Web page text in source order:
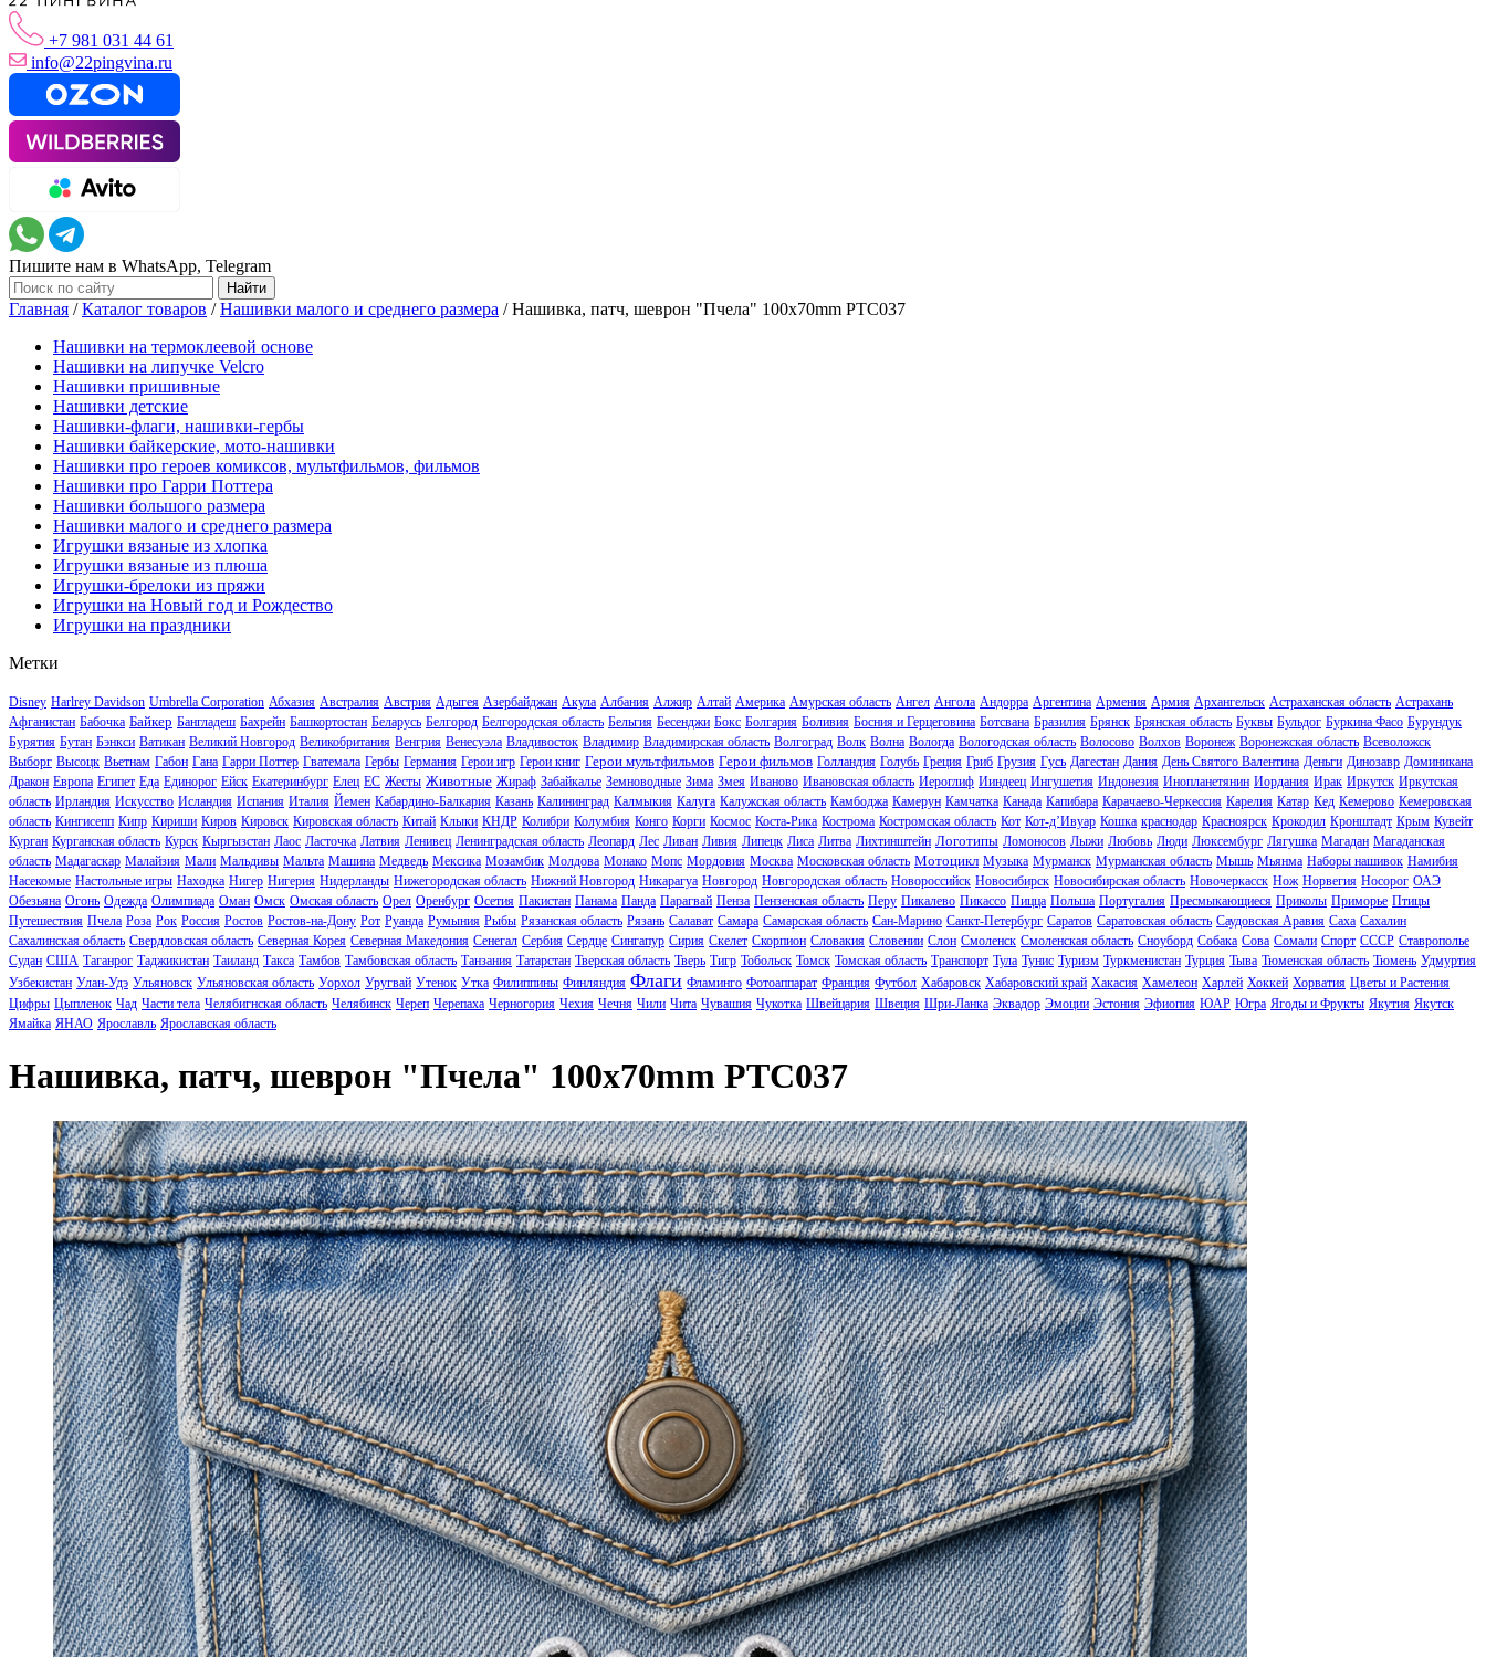
+7 981 031 44 61
info@22pingvina.ru
Пишите нам в WhatsApp, Telegram
Главная /Каталог товаров /Нашивки малого и среднего размера /Нашивка, патч, шеврон "Пчела" 100x70mm PTC037
Нашивки на термоклеевой основе
Нашивки на липучке Velcro
Нашивки пришивные
Нашивки детские
Нашивки-флаги, нашивки-гербы
Нашивки байкерские, мото-нашивки
Нашивки про героев комиксов, мультфильмов, фильмов
Нашивки про Гарри Поттера
Нашивки большого размера
Нашивки малого и среднего размера
Игрушки вязаные из хлопка
Игрушки вязаные из плюша
Игрушки-брелоки из пряжи
Игрушки на Новый год и Рождество
Игрушки на праздники
Метки
Disney Harlrey Davidson Umbrella Corporation Абхазия Австралия Австрия Адыгея Азербайджан Акула Албания Алжир Алтай Америка Амурская область Ангел Ангола Андорра Аргентина Армения Армия Архангельск Астраханская область Астрахань
Афганистан Бабочка Байкер Бангладеш Бахрейн Башкортостан Беларусь Белгород Белгородская область Бельгия Бесенджи Бокс Болгария Боливия Босния и Герцеговина Ботсвана Бразилия Брянск Брянская область Буквы Бульдог Буркина Фасо Бурундук
Бурятия Бутан Бэнкси Ватикан Великий Новгород Великобритания Венгрия Венесуэла Владивосток Владимир Владимирская область Волгоград Волк Волна Вологда Вологодская область Волосово Волхов Воронеж Воронежская область Всеволожск
Выборг Высоцк Вьетнам Габон Гана Гарри Поттер Гватемала Гербы Германия Герои игр Герои книг Герои мультфильмов Герои фильмов Голландия Голубь Греция Гриб Грузия Гусь Дагестан Дания День Святого Валентина Деньги Динозавр Доминикана
Дракон Европа Египет Еда Единорог Ейск Екатеринбург Елец ЕС Жесты Животные Жираф Забайкалье Земноводные Зима Змея Иваново Ивановская область Иероглиф Ииндеец Ингушетия Индонезия Инопланетянин Иордания Ирак Иркутск Иркутская
область Ирландия Искусство Исландия Испания Италия Йемен Кабардино-Балкария Казань Калининград Калмыкия Калуга Калужская область Камбоджа Камерун Камчатка Канада Капибара Карачаево-Черкессия Карелия Катар Кед Кемерово Кемеровская
область Кингисепп Кипр Кириши Киров Кировск Кировская область Китай Клыки КНДР Колибри Колумбия Конго Корги Космос Коста-Рика Кострома Костромская область Кот Кот-д’Ивуар Кошка краснодар Красноярск Крокодил Кронштадт Крым Кувейт
Курган Курганская область Курск Кыргызстан Лаос Ласточка Латвия Ленивец Ленинградская область Леопард Лес Ливан Ливия Липецк Лиса Литва Лихтинштейн Логотипы Ломоносов Лыжи Любовь Люди Люксембург Лягушка Магадан Магаданская
область Мадагаскар Малайзия Мали Мальдивы Мальта Машина Медведь Мексика Мозамбик Молдова Монако Мопс Мордовия Москва Московская область Мотоцикл Музыка Мурманск Мурманская область Мышь Мьянма Наборы нашивок Намибия
Насекомые Настольные игры Находка Нигер Нигерия Нидерланды Нижегородская область Нижний Новгород Никарагуа Новгород Новгородская область Новороссийск Новосибирск Новосибирская область Новочеркасск Нож Норвегия Носорог ОАЭ
Обезьяна Огонь Одежда Олимпиада Оман Омск Омская область Орел Оренбург Осетия Пакистан Панама Панда Парагвай Пенза Пензенская область Перу Пикалево Пикассо Пицца Польша Португалия Пресмыкающиеся Приколы Приморье Птицы
Путешествия Пчела Роза Рок Россия Ростов Ростов-на-Дону Рот Руанда Румыния Рыбы Рязанская область Рязань Салават Самара Самарская область Сан-Марино Санкт-Петербург Саратов Саратовская область Саудовская Аравия Саха Сахалин
Сахалинская область Свердловская область Северная Корея Северная Македония Сенегал Сербия Сердце Сингапур Сирия Скелет Скорпион Словакия Словении Слон Смоленск Смоленская область Сноуборд Собака Сова Сомали Спорт СССР Ставрополье
Судан США Таганрог Таджикистан Таиланд Такса Тамбов Тамбовская область Танзания Татарстан Тверская область Тверь Тигр Тобольск Томск Томская область Транспорт Тула Тунис Туризм Туркменистан Турция Тыва Тюменская область Тюмень Удмуртия
Узбекистан Улан-Удэ Ульяновск Ульяновская область Уорхол Уругвай Утенок Утка Филиппины Финляндия Флаги Фламинго Фотоаппарат Франция Футбол Хабаровск Хабаровский край Хакасия Хамелеон Харлей Хоккей Хорватия Цветы и Растения
Цифры Цыпленок Чад Части тела Челябигнская область Челябинск Череп Черепаха Черногория Чехия Чечня Чили Чита Чувашия Чукотка Швейцария Швеция Шри-Ланка Эквадор Эмоции Эстония Эфиопия ЮАР Югра Ягоды и Фрукты Якутия Якутск
Ямайка ЯНАО Ярославль Ярославская область
Нашивка, патч, шеврон "Пчела" 100x70mm PTC037